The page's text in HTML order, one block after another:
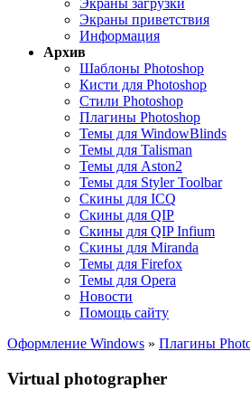
Экраны загрузки
Экраны приветствия
Информация
Архив
Шаблоны Photoshop
Кисти для Photoshop
Стили Photoshop
Плагины Photoshop
Темы для WindowBlinds
Темы для Talisman
Темы для Aston2
Темы для Styler Toolbar
Скины для ICQ
Скины для QIP
Скины для QIP Infium
Скины для Miranda
Темы для Firefox
Темы для Opera
Новости
Помощь сайту
Оформление Windows » Плагины
Virtual photographer